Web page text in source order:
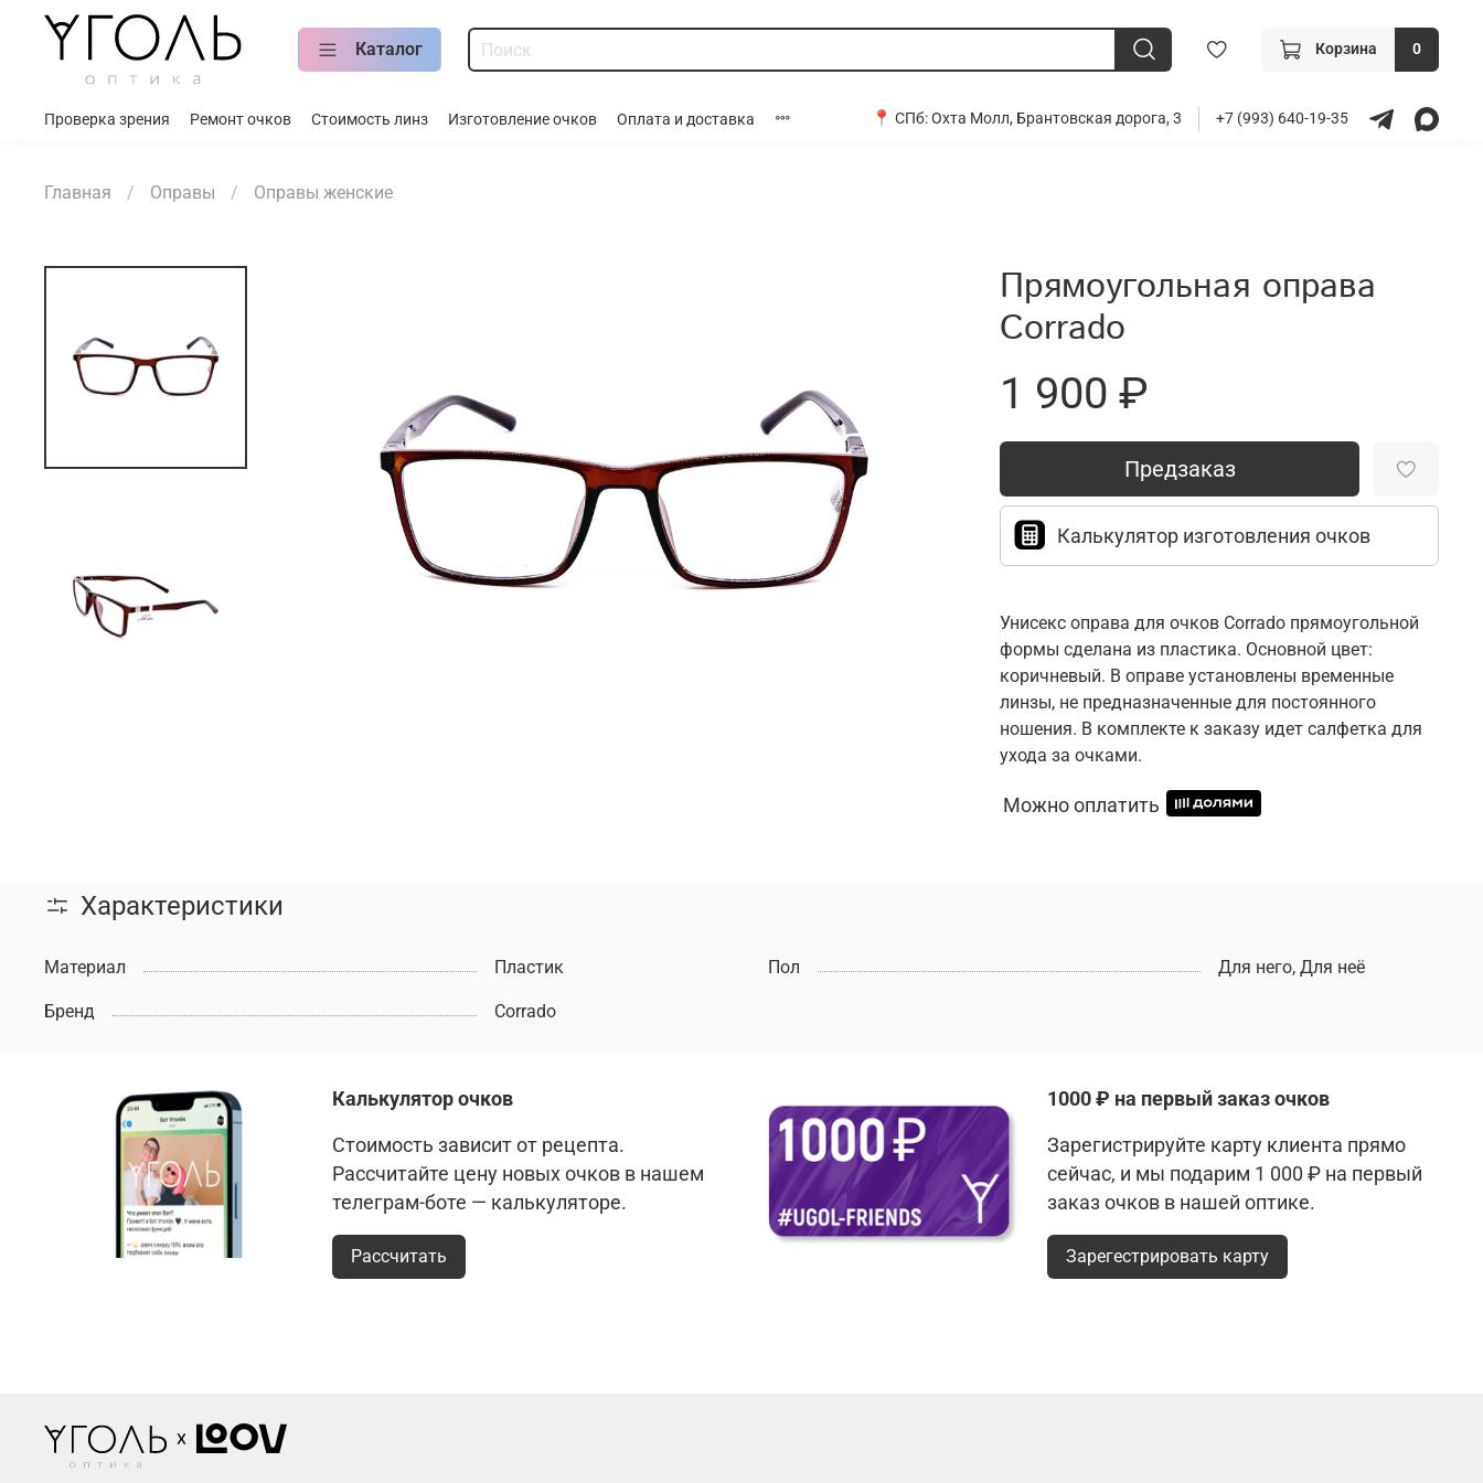
Каталог Корзина 0
Проверка зрения Ремонт очков Стоимость линз Изготовление очков Оплата и доставка 📍 СПб:Охта Молл, Брантовская дорога, 3 +7 (993) 640-19-35
Главная Оправы Оправы женские
Прямоугольная оправа
Corrado
1 900 ₽
Предзаказ
Калькулятор изготовления очков
Унисекс оправа для очков Corrado прямоугольной
формы сделана из пластика. Основной цвет:
коричневый. В оправе установлены временные
линзы, не предназначенные для постоянного
ношения. В комплекте к заказу идет салфетка для
ухода за очками.
Можно оплатить
Характеристики
Материал Пластик Пол Для него, Для неё
Бренд Corrado
Калькулятор очков
Стоимость зависит от рецепта.
Рассчитайте цену новых очков в нашем
телеграм-боте — калькуляторе.
Рассчитать
1000 ₽ на первый заказ очков
Зарегистрируйте карту клиента прямо
сейчас, и мы подарим 1 000 ₽ на первый
заказ очков в нашей оптике.
Зарегестрировать карту